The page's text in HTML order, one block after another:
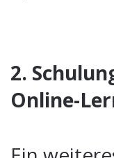
2.
Online-